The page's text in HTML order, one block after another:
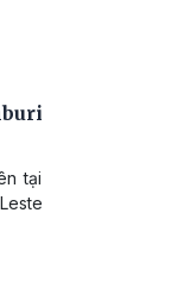
tại